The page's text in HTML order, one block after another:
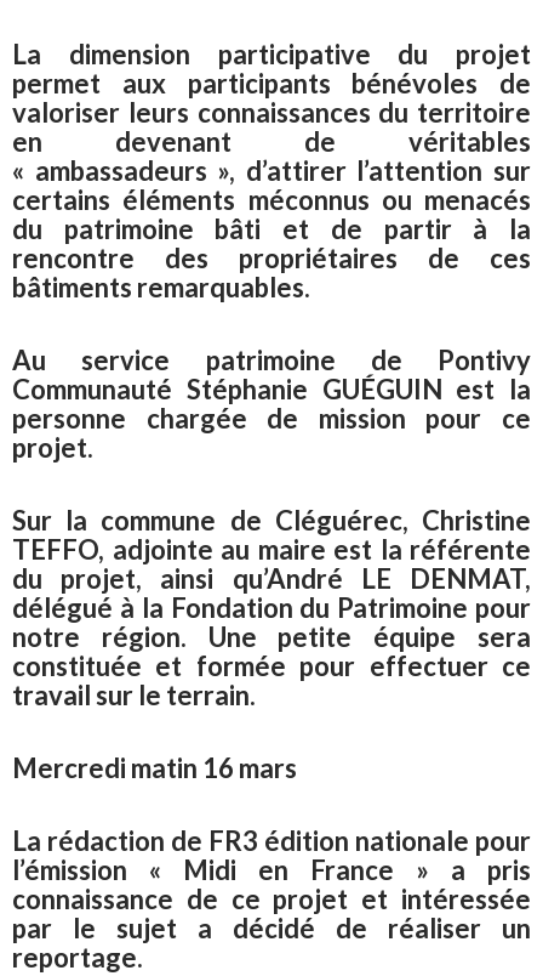
La dimension participative du projet
permet aux participants bénévoles de
valoriser leurs connaissances du territoire
en devenant de véritables
« ambassadeurs », d’attirer l’attention sur
certains éléments méconnus ou menacés
du patrimoine bâti et de partir à la
rencontre des propriétaires de ces
bâtiments remarquables.
Au service patrimoine de Pontivy
Communauté Stéphanie GUÉGUIN est la
personne chargée de mission pour ce
projet.
Sur la commune de Cléguérec, Christine
TEFFO, adjointe au maire est la référente
du projet, ainsi qu’André LE DENMAT,
délégué à la Fondation du Patrimoine pour
notre région. Une petite équipe sera
constituée et formée pour effectuer ce
travail sur le terrain.
Mercredi matin 16 mars
La rédaction de FR3 édition nationale pour
l’émission « Midi en France » a pris
connaissance de ce projet et intéressée
par le sujet a décidé de réaliser un
reportage.